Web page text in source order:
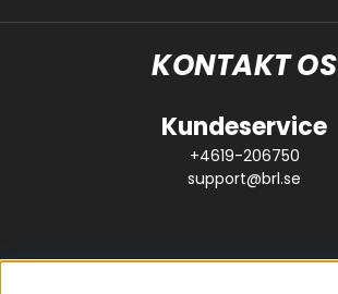
KONTAKT OS
Kundeservice
+4619-206750
support@brl.se